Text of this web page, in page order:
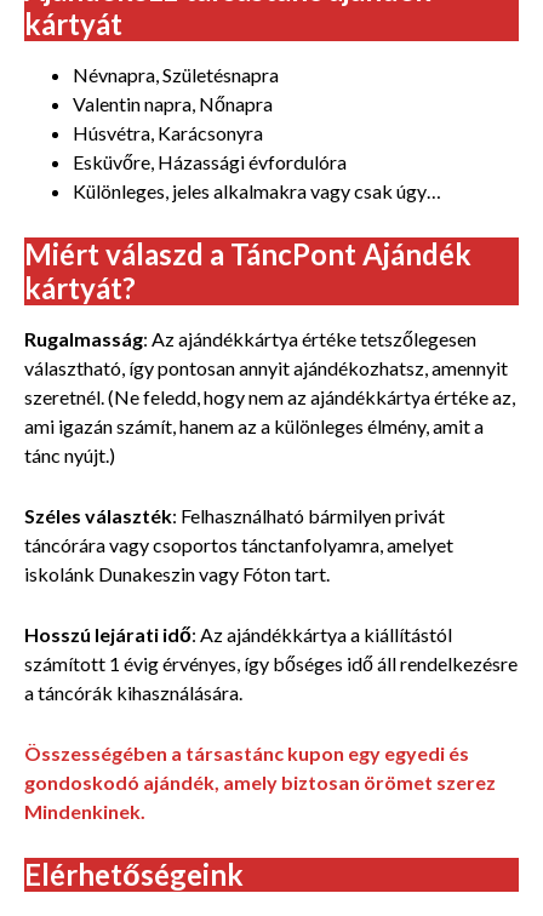
kártyát
Névnapra, Születésnapra
Valentin napra, Nőnapra
Húsvétra, Karácsonyra
Esküvőre, Házassági évfordulóra
Különleges, jeles alkalmakra vagy csak úgy…
Miért válaszd a TáncPont Ajándék
kártyát?
Rugalmasság: Az ajándékkártya értéke tetszőlegesen
választható, így pontosan annyit ajándékozhatsz, amennyit
szeretnél. (Ne feledd, hogy nem az ajándékkártya értéke az,
ami igazán számít, hanem az a különleges élmény, amit a
tánc nyújt.)
Széles választék: Felhasználható bármilyen privát
táncórára vagy csoportos tánctanfolyamra, amelyet
iskolánk Dunakeszin vagy Fóton tart.
Hosszú lejárati idő: Az ajándékkártya a kiállítástól
számított 1 évig érvényes, így bőséges idő áll rendelkezésre
a táncórák kihasználására.
Összességében a társastánc kupon egy egyedi és
gondoskodó ajándék, amely biztosan örömet szerez
Mindenkinek.
Elérhetőségeink